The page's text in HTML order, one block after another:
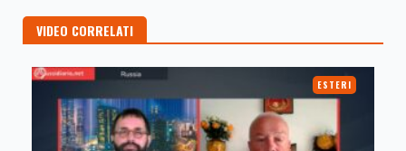
VIDEO CORRELATI
ESTERI